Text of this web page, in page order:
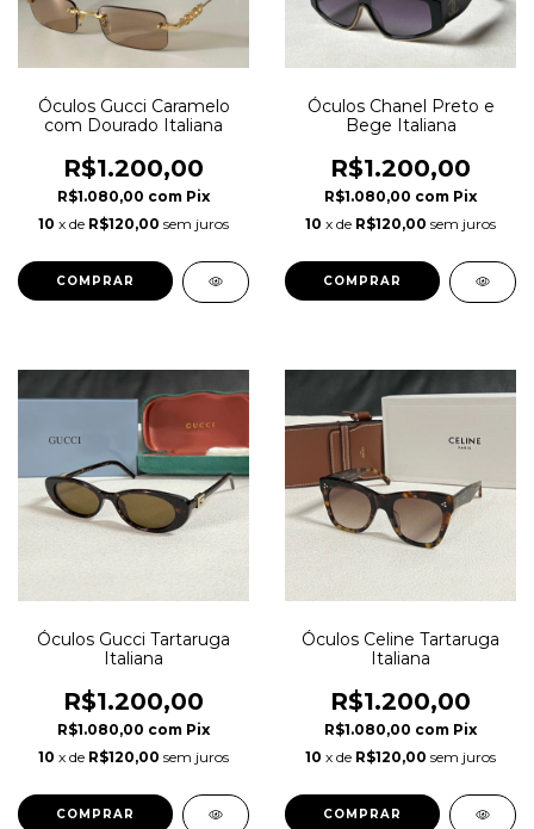
Óculos Gucci Caramelo
com Dourado Italiana
R$1.200,00
R$1.080,00 com Pix
10 x de R$120,00 sem juros
Óculos Chanel Preto e
Bege Italiana
R$1.200,00
R$1.080,00 com Pix
10 x de R$120,00 sem juros
Óculos Gucci Tartaruga
Italiana
R$1.200,00
R$1.080,00 com Pix
10 x de R$120,00 sem juros
Óculos Celine Tartaruga
Italiana
R$1.200,00
R$1.080,00 com Pix
10 x de R$120,00 sem juros